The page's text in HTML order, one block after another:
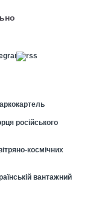
російського
космічних
вантажний